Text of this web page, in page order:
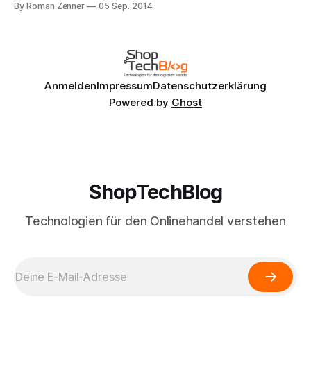
neuen Ausgabe der Magento Fireside Chats sprechen
By Roman Zenner 05 Sep. 2014
AnmeldenImpressumDatenschutzerklärung
Powered by Ghost
ShopTechBlog
Technologien für den Onlinehandel verstehen